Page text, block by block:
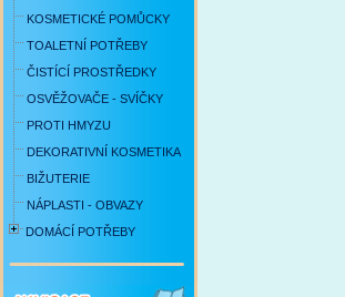
KOSMETICKÉ POMŮCKY
TOALETNÍ POTŘEBY
ČISTÍCÍ PROSTŘEDKY
OSVĚŽOVAČE - SVÍČKY
PROTI HMYZU
DEKORATIVNÍ KOSMETIKA
BIŽUTERIE
NÁPLASTI - OBVAZY
DOMÁCÍ POTŘEBY